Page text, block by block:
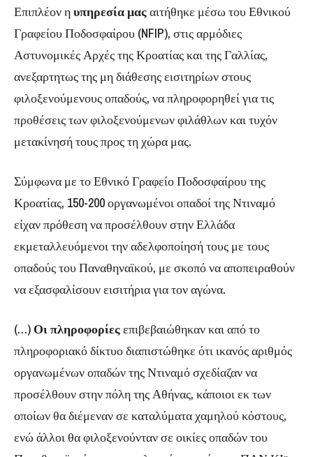
Επιπλέον ηυπηρεσία μαςαιτήθηκε μέσω του Εθνικού
Γραφείου Ποδοσφαίρου (NFIP), στις αρμόδιες
Αστυνομικές Αρχές της Κροατίας και της Γαλλίας,
ανεξαρτητως της μη διάθεσης εισιτηρίων στους
φιλοξενούμενους οπαδούς, να πληροφορηθεί για τις
προθέσεις των φιλοξενούμενων φιλάθλων και τυχόν
μετακίνησή τους προς τη χώρα μας.
Σύμφωνα με το Εθνικό Γραφείο Ποδοσφαίρου της
Κροατίας, 150-200 οργανωμένοι οπαδοί της Ντιναμό
είχαν πρόθεση να προσέλθουν στην Ελλάδα
εκμεταλλευόμενοι την αδελφοποίησή τους με τους
οπαδούς του Παναθηναϊκού, με σκοπό να αποπειραθούν
να εξασφαλίσουν εισιτήρια για τον αγώνα.
(…) Οι πληροφορίεςεπιβεβαιώθηκαν και από το
πληροφοριακό δίκτυο διαπιστώθηκε ότι ικανός αριθμός
οργανωμένων οπαδών της Ντιναμό σχεδίαζαν να
προσέλθουν στην πόλη της Αθήνας, κάποιοι εκ των
οποίων θα διέμεναν σε καταλύματα χαμηλού κόστους,
ενώ άλλοι θα φιλοξενούνταν σε οικίες οπαδών του